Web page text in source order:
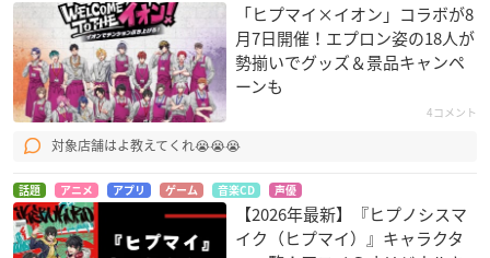
「ヒプマイ×イオン」コラボが8
月7日開催！エプロン姿の18人が
勢揃いでグッズ＆景品キャンペ
ーンも
4コメント
対象店舗はよ教えてくれ😭😭😭
話題 アニメ アプリ ゲーム 音楽CD 声優
【2026年最新】『ヒプノシスマ
イク（ヒプマイ）』キャラクタ